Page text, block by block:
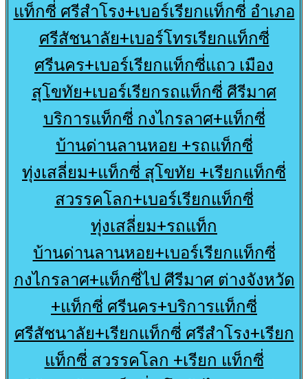
แท็กซี่ ศรีสำโรง+เบอร์เรียกแท็กซี่ อำเภอ
ศรีสัชนาลัย+เบอร์โทรเรียกแท็กซี่
ศรีนคร+เบอร์เรียกแท็กซี่แถว เมือง
สุโขทัย+เบอร์เรียกรถแท็กซี่ ศีรีมาศ
บริการแท็กซี่ กงไกรลาศ+แท็กซี่
บ้านด่านลานหอย +รถแท็กซี่
ทุ่งเสลี่ยม+แท็กซี่ สุโขทัย +เรียกแท็กซี่
สวรรคโลก+เบอร์เรียกแท็กซี่
ทุ่งเสลี่ยม+รถแท็ก
บ้านด่านลานหอย+เบอร์เรียกแท็กซี่
กงไกรลาศ+แท็กซี่ไป ศีรีมาศ ต่างจังหวัด
+แท็กซี่ ศรีนคร+บริการแท็กซี่
ศรีสัชนาลัย+เรียกแท็กซี่ ศรีสำโรง+เรียก
แท็กซี่ สวรรคโลก +เรียก แท็กซี่